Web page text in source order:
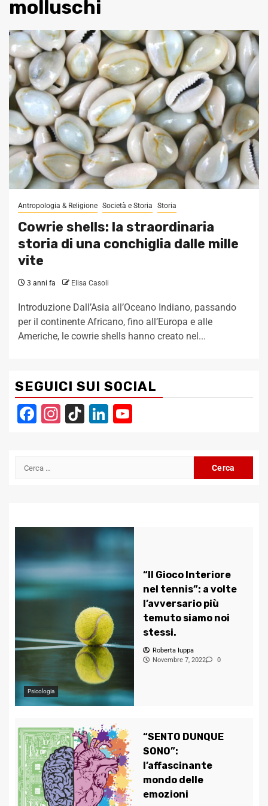
molluschi
Antropologia & Religione Società e Storia Storia
Cowrie shells: la straordinaria
storia di una conchiglia dalle mille
vite
3 anni fa Elisa Casoli
Introduzione Dall’Asia all’Oceano Indiano, passando
per il continente Africano, fino all’Europa e alle
Americhe, le cowrie shells hanno creato nel...
SEGUICI SUI SOCIAL
Facebook
Instagram
TikTokLinkedIn
Ricerca
Psicologia
“Il Gioco Interiore
nel tennis”: a volte
l’avversario più
temuto siamo noi
stessi.
Roberta Iuppa
Novembre 7, 2022
0
“SENTO DUNQUE
SONO”:
l’affascinante
mondo delle
emozioni